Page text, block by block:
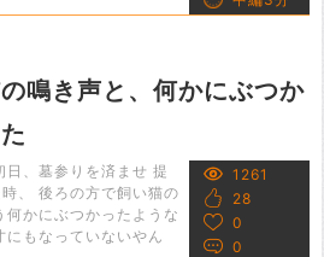
の鳴き声と、何かにぶつか
、墓参りを済ませ 提
、 後ろの方で飼い猫の
かにぶつかったような
もなっていないやん
1261
28
0
0